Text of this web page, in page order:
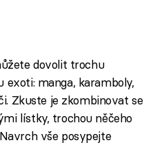
dovolit trochu
exoti: manga, karamboly,
Zkuste je zkombinovat se
lístky, trochou něčeho
vše posypejte